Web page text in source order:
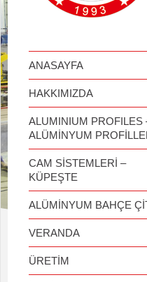
ANASAYFA
HAKKIMIZDA
ALUMINIUM PROFILES
ALÜMİNYUM
CAM SİSTEMLERİ –
KÜPEŞTE
ALÜMİNYUM BAHÇE
VERANDA
ÜRETİM